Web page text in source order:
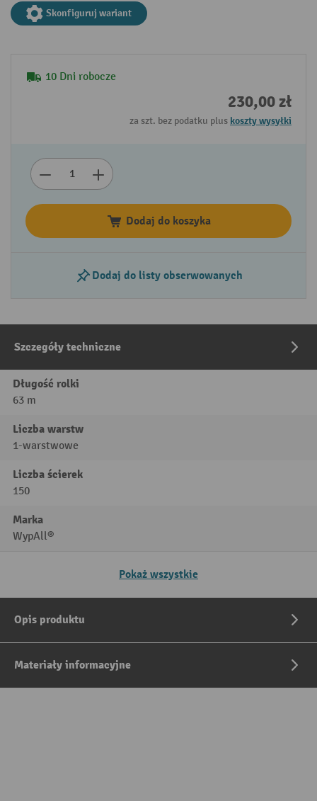
Skonfiguruj wariant
10 Dni robocze
230,00 zł
za szt. bez podatku plus koszty wysyłki
Dodaj do koszyka
Dodaj do listy obserwowanych
Szczegóły techniczne
Długość rolki
63 m
Liczba warstw
1-warstwowe
Liczba ścierek
150
Marka
WypAll®
Pokaż wszystkie
Opis produktu
Materiały informacyjne